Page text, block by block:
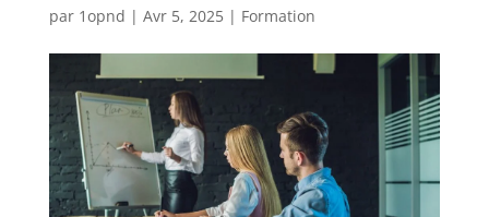
par 1opnd | Avr 5, 2025| Formation